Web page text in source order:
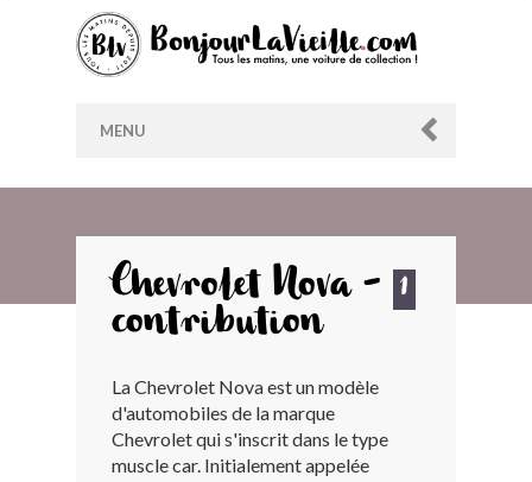
MENU
ARCHIVES
LES CONTRIBUTEURS
LE BLOG
Chevrolet Nova - 1
contribution
La Chevrolet Nova est un modèle
d'automobiles de la marque
Chevrolet qui s'inscrit dans le type
muscle car. Initialement appelée